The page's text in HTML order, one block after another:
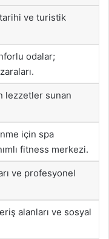
ve turistik
odalar;
lezzetler sunan
için spa
fitness merkezi.
ve profesyonel
alanları ve sosyal